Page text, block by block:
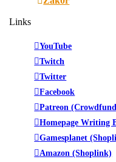
Links
YouTube
Twitch
Twitter
Facebook
Patreon
Homepage Writing
Gamesplanet
Amazon (Shoplink)